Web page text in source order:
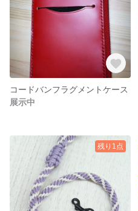
コードバンフラグメントケース
展示中
残り1点